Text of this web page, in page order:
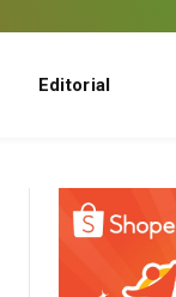
Editorial